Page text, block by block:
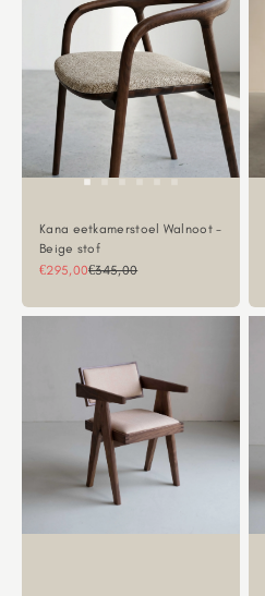
Kana eetkamerstoel Walnoot -
Beige stof
Aanbiedingsprijs
€295,00Normale prijs
€345,00